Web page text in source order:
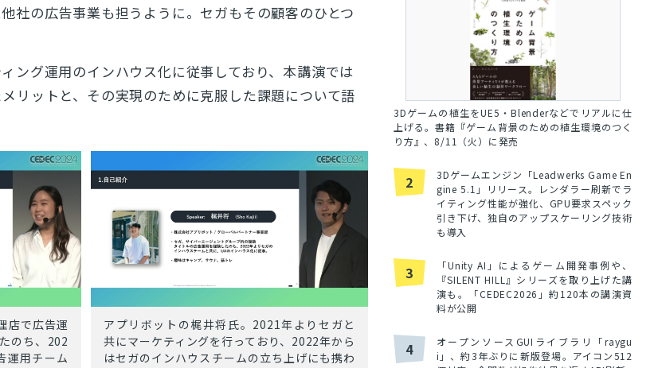
社の広告事業も担うように。セガもその顧客のひとつ
ング運用のインハウス化に従事しており、本講演では
リットと、その実現のために克服した課題について語
店で広告運
のち、202
運用チーム
アプリボットの梶井将氏。2021年よりセガと
共にマーケティングを行っており、2022年から
はセガのインハウスチームの立ち上げにも携わ
3Dゲームの植生をUE5・Blenderなどでリアルに仕
上げる。書籍『ゲーム背景のための植生環境のつく
り方』、8/11（火）に発売
2
3Dゲームエンジン「Leadwerks Game En
gine 5.1」リリース。レンダラー刷新でラ
イティング性能が強化、GPU要求スペック
引き下げ、独自のアップスケーリング技術
も導入
3
「Unity AI」によるゲーム開発事例や、
『SILENT HILL』シリーズを取り上げた講
演も。「CEDEC2026」約120本の講演資
料が公開
4
オープンソースGUIライブラリ「raygu
i」、約3年ぶりに新版登場。アイコン512